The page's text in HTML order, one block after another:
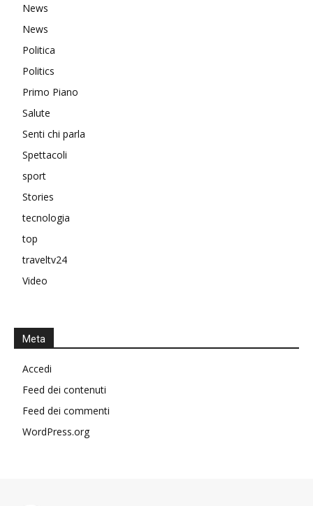
News
News
Politica
Politics
Primo Piano
Salute
Senti chi parla
Spettacoli
sport
Stories
tecnologia
top
traveltv24
Video
Meta
Accedi
Feed dei contenuti
Feed dei commenti
WordPress.org